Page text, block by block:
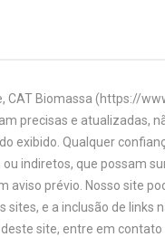
CAT Biomassa (https://
precisas e atualizadas,
exibido. Qualquer
indiretos, que possam
aviso prévio. Nosso site
sites, e a inclusão de
site, entre em